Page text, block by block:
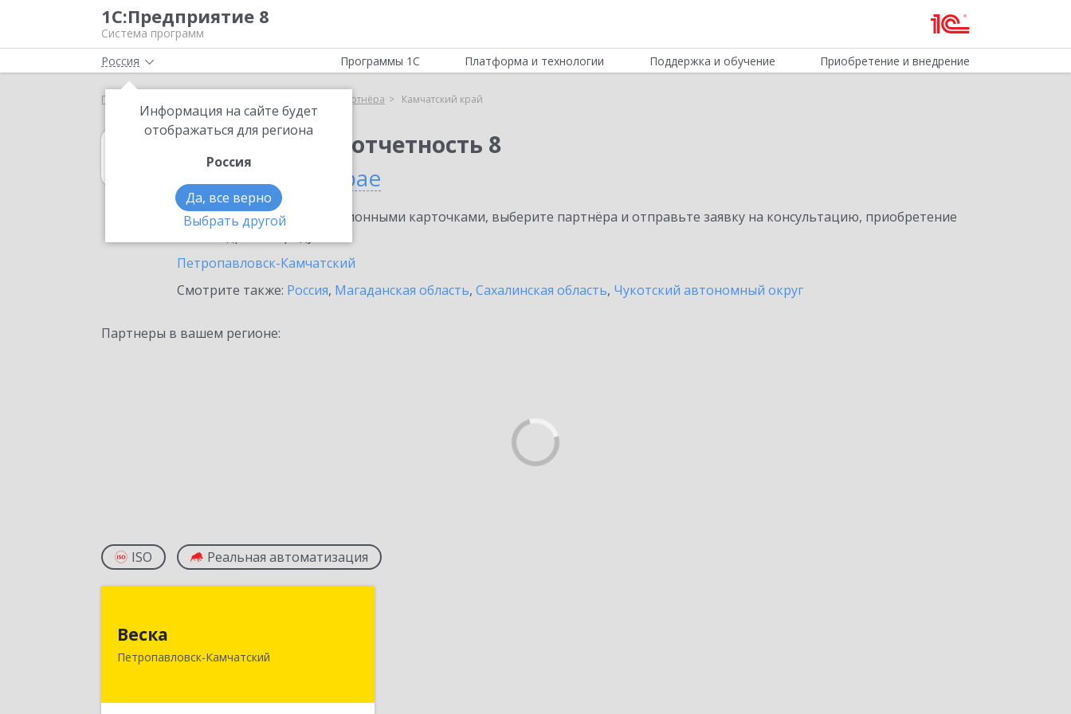
1С:Предприятие 8
Система программ
Россия
Информация на сайте будет
отображаться для региона
Россия
Да, все верно
Выбрать другой
Программы 1С Платформа и технологии Поддержка и обучение Приобретение и внедрение
Главная Выбор партнёра Камчатский край
1С:Бюджетная отчетность 8
в Камчатском крае
Ознакомьтесь с информационными карточками, выберите партнёра и отправьте заявку на консультацию, приобретение
Петропавловск-Камчатский
Смотрите также: Россия, Магаданская область, Сахалинская область, Чукотский автономный округ
Партнеры в вашем регионе:
ISO Реальная автоматизация
Веска
Петропавловск-Камчатский
Петропавловск-Камчатский г, Карла